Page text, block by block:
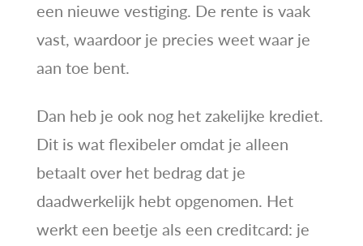
een nieuwe vestiging. De rente is vaak
vast, waardoor je precies weet waar je
aan toe bent.
Dan heb je ook nog het zakelijke krediet.
Dit is wat flexibeler omdat je alleen
betaalt over het bedrag dat je
daadwerkelijk hebt opgenomen. Het
werkt een beetje als een creditcard: je